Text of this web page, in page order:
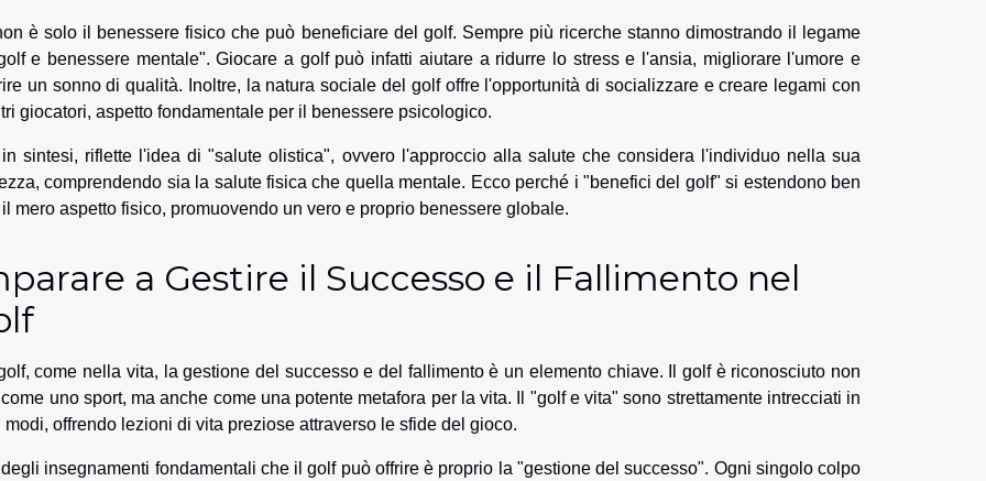
è solo il benessere fisico che può beneficiare del golf. Sempre più ricerche stanno dimostrando il legame
e benessere mentale". Giocare a golf può infatti aiutare a ridurre lo stress e l'ansia, migliorare l'umore e
un sonno di qualità. Inoltre, la natura sociale del golf offre l'opportunità di socializzare e creare legami con
giocatori, aspetto fondamentale per il benessere psicologico.
sintesi, riflette l'idea di "salute olistica", ovvero l'approccio alla salute che considera l'individuo nella sua
comprendendo sia la salute fisica che quella mentale. Ecco perché i "benefici del golf" si estendono ben
mero aspetto fisico, promuovendo un vero e proprio benessere globale.
a Gestire il Successo e il Fallimento nel
come nella vita, la gestione del successo e del fallimento è un elemento chiave. Il golf è riconosciuto non
uno sport, ma anche come una potente metafora per la vita. Il "golf e vita" sono strettamente intrecciati in
modi, offrendo lezioni di vita preziose attraverso le sfide del gioco.
insegnamenti fondamentali che il golf può offrire è proprio la "gestione del successo". Ogni singolo colpo